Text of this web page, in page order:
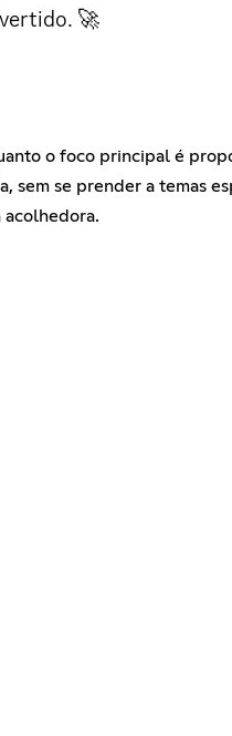
🚀
o foco principal é
sem se prender a temas
acolhedora.